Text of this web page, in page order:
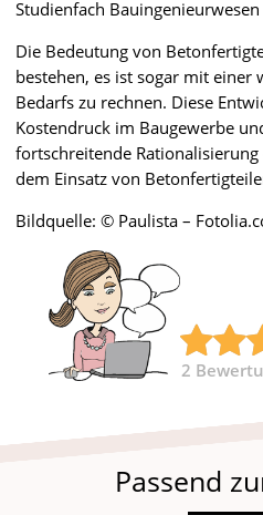
Studienfach
Die Bedeutung von
bestehen, es ist sogar mit einer
Bedarfs zu rechnen. Diese
Kostendruck im Baugewerbe
fortschreitende
dem Einsatz von
Bildquelle: © Paulista –
2
Passend